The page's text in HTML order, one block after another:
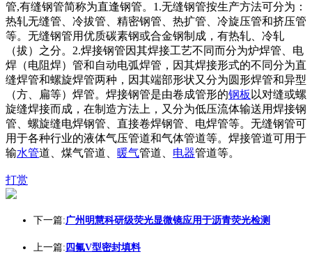
管,有缝钢管简称为直逢钢管。1.无缝钢管按生产方法可分为：
热轧无缝管、冷拔管、精密钢管、热扩管、冷旋压管和挤压管
等。无缝钢管用优质碳素钢或合金钢制成，有热轧、冷轧
（拔）之分。2.焊接钢管因其焊接工艺不同而分为炉焊管、电
焊（电阻焊）管和自动电弧焊管，因其焊接形式的不同分为直
缝焊管和螺旋焊管两种，因其端部形状又分为圆形焊管和异型
（方、扁等）焊管。焊接钢管是由卷成管形的钢板 以对缝或螺
旋缝焊接而成，在制造方法上，又分为低压流体输送用焊接钢
管、螺旋缝电焊钢管、直接卷焊钢管、电焊管等。无缝钢管可
用于各种行业的液体气压管道和气体管道等。焊接管道可用于
输水管道、煤气管道、 暖气管道、 电器管道等。
打赏
下一篇:广州明慧科研级荧光显微镜应用于沥青荧光检测
上一篇: 四氟V型密封填料